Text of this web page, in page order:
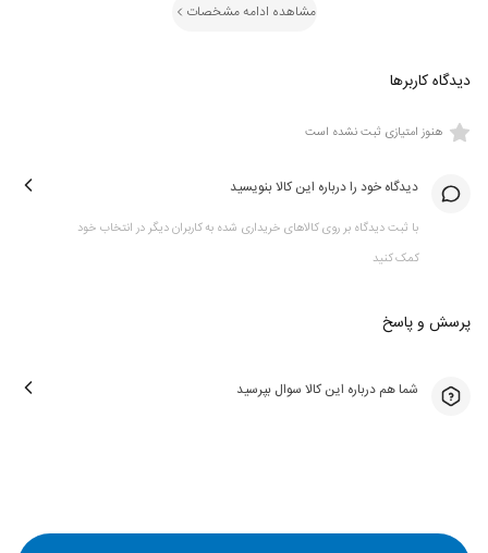
مشاهده ادامه مشخصات
دیدگاه کاربرها
هنوز امتیازی ثبت نشده است
دیدگاه خود را درباره این کالا بنویسید
با ثبت دیدگاه بر روی کالاهای خریداری شده به کاربران دیگر در انتخاب خود
کمک کنید
پرسش و پاسخ
شما هم درباره این کالا سوال بپرسید